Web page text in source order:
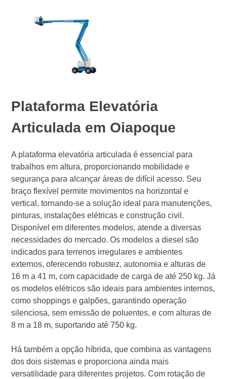
Plataforma Elevatória
Articulada em Oiapoque
A plataforma elevatória articulada é essencial para
trabalhos em altura, proporcionando mobilidade e
segurança para alcançar áreas de difícil acesso. Seu
braço flexível permite movimentos na horizontal e
vertical, tornando-se a solução ideal para manutenções,
pinturas, instalações elétricas e construção civil.
Disponível em diferentes modelos, atende a diversas
necessidades do mercado. Os modelos a diesel são
indicados para terrenos irregulares e ambientes
externos, oferecendo robustez, autonomia e alturas de
16 m a 41 m, com capacidade de carga de até 250 kg. Já
os modelos elétricos são ideais para ambientes internos,
como shoppings e galpões, garantindo operação
silenciosa, sem emissão de poluentes, e com alturas de
8 m a 18 m, suportando até 750 kg.
Há também a opção híbrida, que combina as vantagens
dos dois sistemas e proporciona ainda mais
versatilidade para diferentes projetos. Com rotação de